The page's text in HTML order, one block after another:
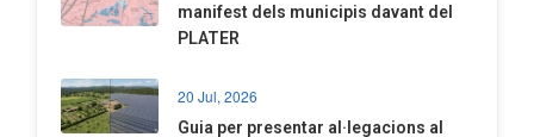
manifest dels municipis davant del
PLATER
20 Jul, 2026
​Guia per presentar al·legacions al